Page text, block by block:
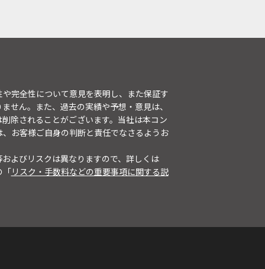
完全性について意見を表明し、また保証す
せん。また、過去の実績や予想・意見は、
除されることがございます。当社は本コン
お客様ご自身の判断と責任でなさるようお
よびリスクは異なりますので、詳しくは
「リスク・手数料などの重要事項に関する説